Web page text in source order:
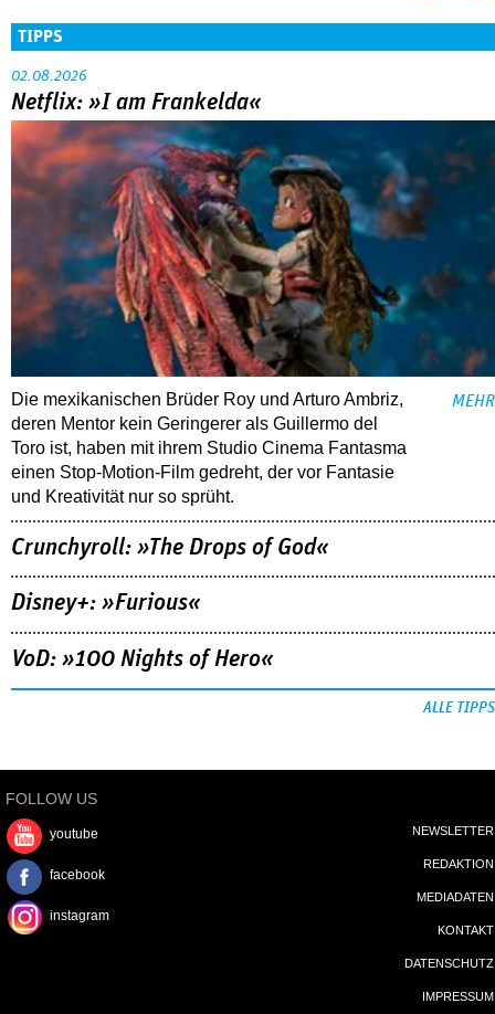
TIPPS
02.08.2026
Netflix: »I am Frankelda«
Die mexikanischen Brüder Roy und Arturo Ambriz,
deren Mentor kein Geringerer als Guillermo del
Toro ist, haben mit ihrem Studio Cinema Fantasma
einen Stop-Motion-Film gedreht, der vor Fantasie
und Kreativität nur so sprüht.
MEHR
Crunchyroll: »The Drops of God«
Disney+: »Furious«
VoD: »100 Nights of Hero«
ALLE TIPPS
FOLLOW US
youtube
facebook
instagram
NEWSLETTER
REDAKTION
MEDIADATEN
KONTAKT
DATENSCHUTZ
IMPRESSUM